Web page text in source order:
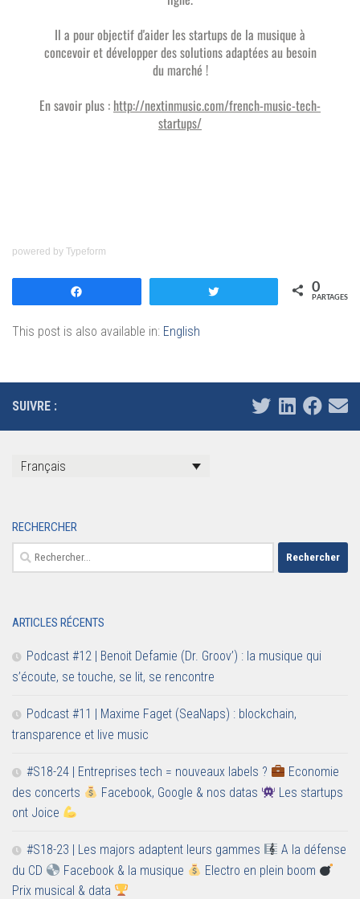
powered by Typeform
0
PARTAGES
This post is also available in: English
SUIVRE :
Français
RECHERCHER
Rechercher :
ARTICLES RÉCENTS
Podcast #12 | Benoit Defamie (Dr. Groov’) : la musique qui
s’écoute, se touche, se lit, se rencontre
Podcast #11 | Maxime Faget (SeaNaps) : blockchain,
transparence et live music
#S18-24 | Entreprises tech = nouveaux labels ?
Economie
des concerts
Facebook, Google & nos datas
Les startups
ont Joice
#S18-23 | Les majors adaptent leurs gammes
A la défense
du CD
Facebook & la musique
Electro en plein boom
Prix musical & data